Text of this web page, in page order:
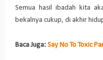
Semua hasil ibadah kita
bekalnya cukup, di akhir
Baca Juga: Say No To Toxic